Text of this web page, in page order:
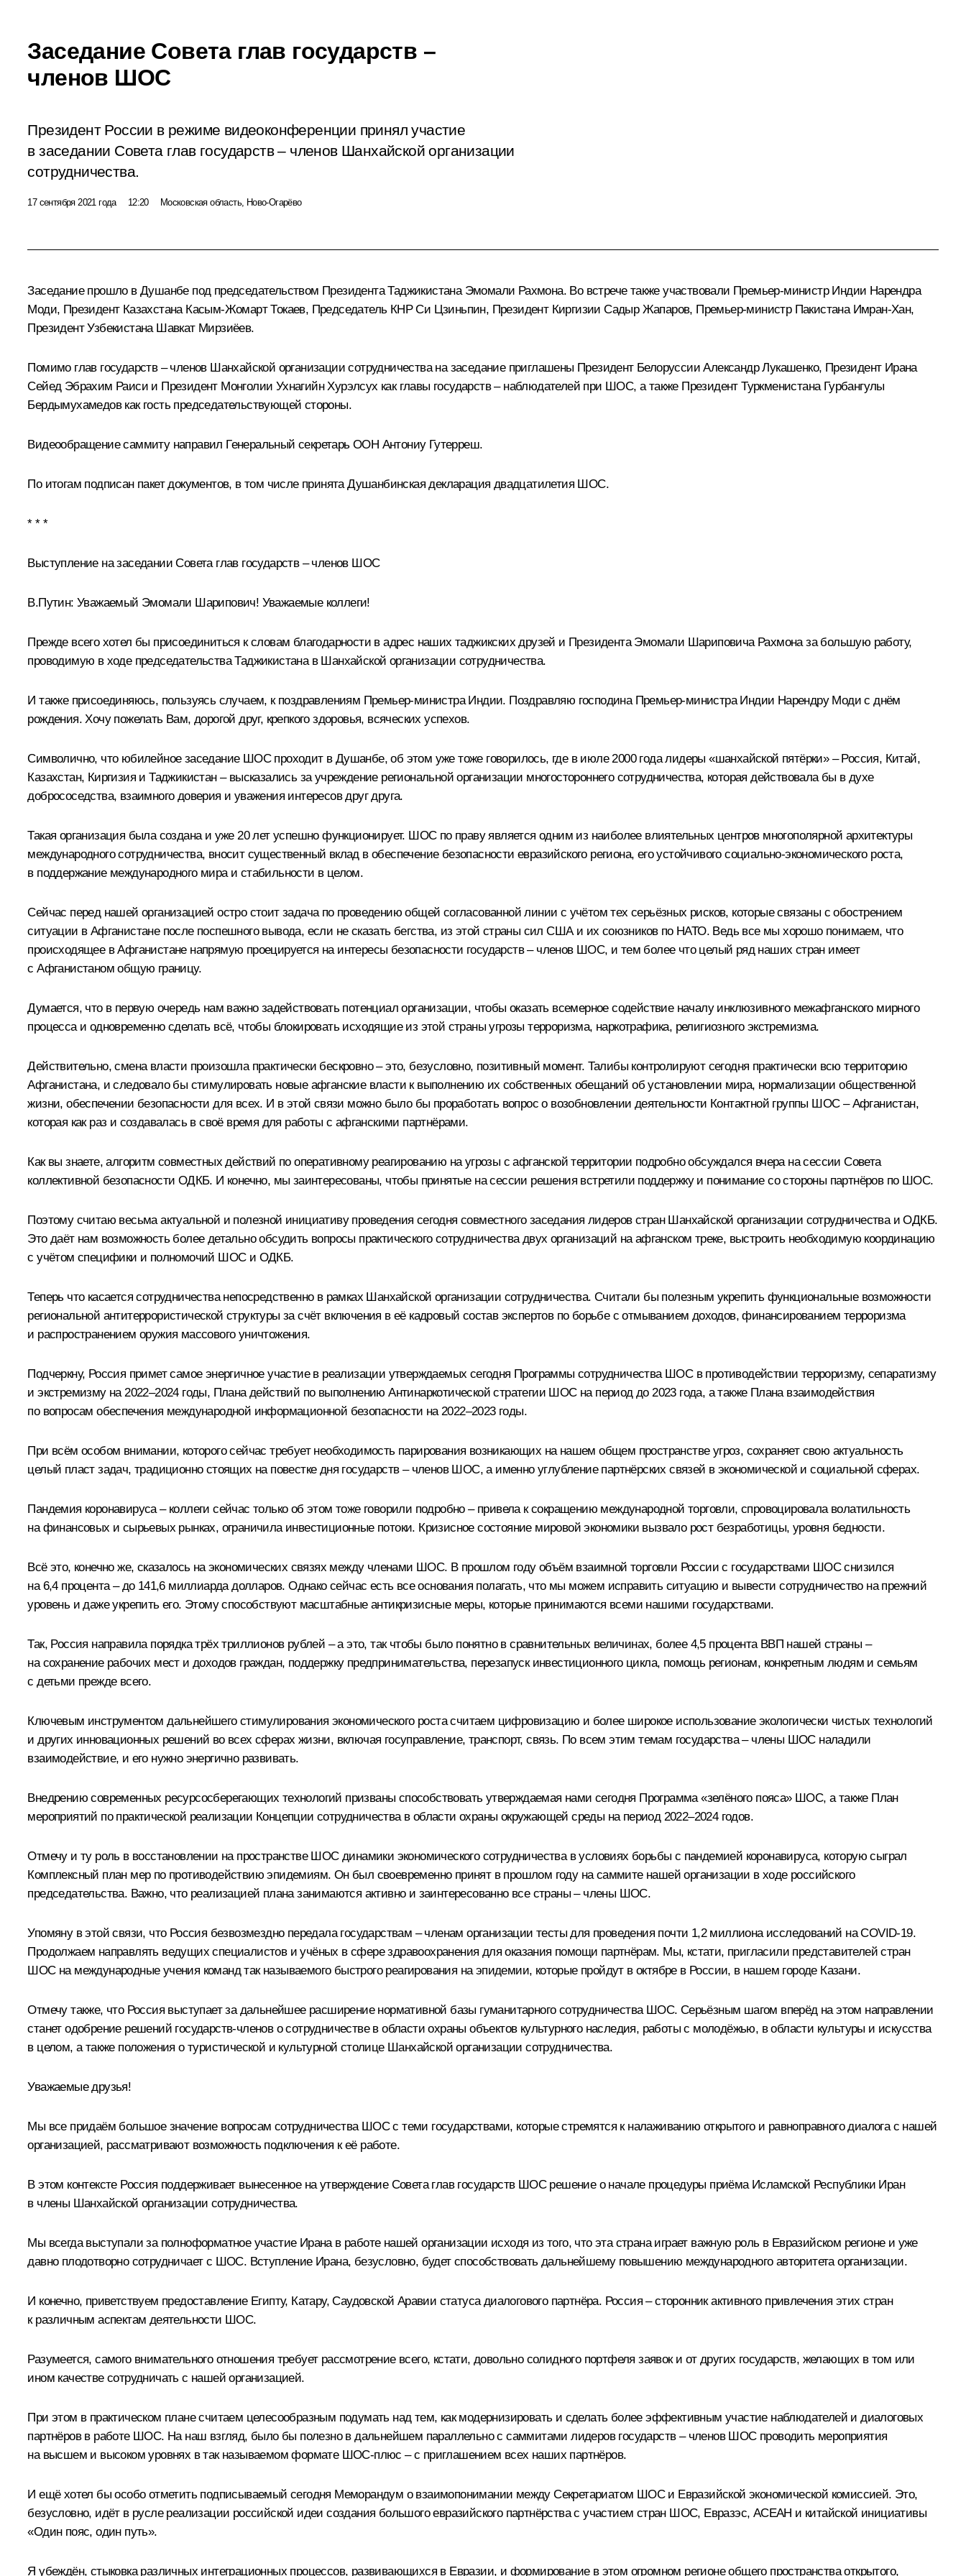
Заседание Совета глав государств –
членов ШОС
Президент России в режиме видеоконференции принял участие
в заседании Совета глав государств – членов Шанхайской организации
сотрудничества.
17 сентября 2021 года 12:20 Московская область, Ново-Огарёво
Заседание прошло в Душанбе под председательством Президента Таджикистана Эмомали Рахмона. Во встрече также участвовали Премьер-министр Индии Нарендра
Моди, Президент Казахстана Касым-Жомарт Токаев, Председатель КНРСи Цзиньпин, Президент КиргизииСадыр Жапаров, Премьер-министр Пакистана Имран-Хан,
Президент Узбекистана Шавкат Мирзиёев.
Помимо глав государств – членов Шанхайской организации сотрудничествана заседание приглашены Президент БелоруссииАлександр Лукашенко, Президент Ирана
Сейед Эбрахим Раиси и Президент Монголии Ухнагийн Хурэлсух как главы государств – наблюдателей при ШОС, а также Президент Туркменистана Гурбангулы
Бердымухамедовкак гость председательствующей стороны.
Видеообращение саммиту направил Генеральный секретарь ООН Антониу Гутерреш.
По итогам подписан пакет документов, в том числе принятаДушанбинская декларация двадцатилетия ШОС.
* * *
Выступление на заседании Совета глав государств – членов ШОС
В.Путин: Уважаемый Эмомали Шарипович! Уважаемые коллеги!
Прежде всего хотел бы присоединиться к словам благодарности в адрес наших таджикских друзей и Президента Эмомали Шариповича Рахмона за большую работу,
проводимую в ходе председательства Таджикистана в Шанхайской организации сотрудничества.
И также присоединяюсь, пользуясь случаем, к поздравлениям Премьер-министра Индии. Поздравляю господина Премьер-министра Индии Нарендру Моди с днём
рождения. Хочу пожелать Вам, дорогой друг, крепкого здоровья, всяческих успехов.
Символично, что юбилейное заседание ШОС проходит в Душанбе, об этом уже тоже говорилось, где в июле 2000 годалидеры «шанхайской пятёрки» – Россия, Китай,
Казахстан, Киргизия и Таджикистан – высказались за учреждение региональной организации многостороннего сотрудничества, которая действовала бы в духе
добрососедства, взаимного доверия и уважения интересов друг друга.
Такая организация была создана и уже 20 лет успешно функционирует. ШОС по праву является одним из наиболее влиятельных центров многополярной архитектуры
международного сотрудничества, вносит существенный вклад в обеспечение безопасности евразийского региона, его устойчивого социально-экономического роста,
в поддержание международного мира и стабильности в целом.
Сейчас перед нашей организацией остро стоит задача по проведению общей согласованной линии с учётом тех серьёзных рисков, которые связаны с обострением
ситуации в Афганистане после поспешного вывода, если не сказать бегства, из этой страны сил США и их союзников по НАТО. Ведь все мы хорошо понимаем, что
происходящее в Афганистане напрямую проецируется на интересы безопасности государств – членов ШОС, и тем более что целый ряд наших стран имеет
с Афганистаном общую границу.
Думается, что в первую очередь нам важно задействовать потенциал организации, чтобы оказать всемерное содействие началу инклюзивного межафганского мирного
процесса и одновременно сделать всё, чтобы блокировать исходящие из этой страны угрозы терроризма, наркотрафика, религиозного экстремизма.
Действительно, смена власти произошла практически бескровно – это, безусловно, позитивный момент. Талибы контролируют сегодня практически всю территорию
Афганистана, и следовало бы стимулировать новые афганские власти к выполнению их собственных обещаний об установлении мира, нормализации общественной
жизни, обеспечении безопасности для всех. И в этой связи можно было бы проработать вопрос о возобновлении деятельности Контактной группы ШОС – Афганистан,
которая как раз и создавалась в своё время для работы с афганскими партнёрами.
Как вы знаете, алгоритм совместных действий по оперативному реагированию на угрозы с афганской территории подробно обсуждался вчера на сессии Совета
коллективной безопасности ОДКБ. И конечно, мы заинтересованы, чтобы принятые на сессии решения встретили поддержку и понимание со стороны партнёров по ШОС.
Поэтому считаю весьма актуальной и полезной инициативу проведения сегодня совместного заседания лидеров стран Шанхайской организации сотрудничества и ОДКБ.
Это даёт нам возможность более детально обсудить вопросы практического сотрудничества двух организаций на афганском треке, выстроить необходимую координацию
с учётом специфики и полномочий ШОС и ОДКБ.
Теперь что касается сотрудничества непосредственно в рамках Шанхайской организации сотрудничества. Считали бы полезным укрепить функциональные возможности
региональной антитеррористической структуры за счёт включения в её кадровый состав экспертов по борьбе с отмыванием доходов, финансированием терроризма
и распространением оружия массового уничтожения.
Подчеркну, Россия примет самое энергичное участие в реализации утверждаемых сегодня Программы сотрудничества ШОС в противодействии терроризму, сепаратизму
и экстремизму на 2022–2024 годы, Плана действий по выполнению Антинаркотической стратегии ШОС на период до 2023 года, а также Плана взаимодействия
по вопросам обеспечения международной информационной безопасности на 2022–2023 годы.
При всём особом внимании, которого сейчас требует необходимость парирования возникающих на нашем общем пространстве угроз, сохраняет свою актуальность
целый пласт задач, традиционно стоящих на повестке дня государств – членов ШОС, а именно углубление партнёрских связей в экономической и социальной сферах.
Пандемия коронавируса – коллеги сейчас только об этом тоже говорили подробно – привела к сокращению международной торговли, спровоцировала волатильность
на финансовых и сырьевых рынках, ограничила инвестиционные потоки. Кризисное состояние мировой экономики вызвало рост безработицы, уровня бедности.
Всё это, конечно же, сказалось на экономических связях между членами ШОС. В прошлом году объём взаимной торговли России с государствами ШОС снизился
на 6,4 процента – до 141,6 миллиарда долларов. Однако сейчас есть все основания полагать, что мы можем исправить ситуацию и вывести сотрудничество на прежний
уровень и даже укрепить его. Этому способствуют масштабные антикризисные меры, которые принимаются всеми нашими государствами.
Так, Россия направила порядка трёх триллионов рублей – а это, так чтобы было понятно в сравнительных величинах, более 4,5 процента ВВП нашей страны –
на сохранение рабочих мест и доходов граждан, поддержку предпринимательства, перезапуск инвестиционного цикла, помощь регионам, конкретным людям и семьям
с детьми прежде всего.
Ключевым инструментом дальнейшего стимулирования экономического роста считаем цифровизацию и более широкое использование экологически чистых технологий
и других инновационных решений во всех сферах жизни, включая госуправление, транспорт, связь. По всем этим темам государства – члены ШОС наладили
взаимодействие, и его нужно энергично развивать.
Внедрению современных ресурсосберегающих технологий призваны способствовать утверждаемая нами сегодня Программа «зелёного пояса» ШОС, а также План
мероприятий по практической реализации Концепции сотрудничества в области охраны окружающей среды на период 2022–2024 годов.
Отмечу и ту роль в восстановлении на пространстве ШОС динамики экономического сотрудничества в условиях борьбы с пандемией коронавируса, которую сыграл
Комплексный план мер по противодействию эпидемиям. Он был своевременно принят в прошлом году на саммитенашей организации в ходе российского
председательства. Важно, что реализацией плана занимаются активно и заинтересованно все страны – члены ШОС.
Упомяну в этой связи, что Россия безвозмездно передала государствам – членам организации тесты для проведения почти 1,2 миллиона исследований на COVID-19.
Продолжаем направлять ведущих специалистов и учёных в сфере здравоохранения для оказания помощи партнёрам. Мы, кстати, пригласили представителей стран
ШОС на международные учения команд так называемого быстрого реагирования на эпидемии, которые пройдут в октябре в России, в нашем городе Казани.
Отмечу также, что Россия выступает за дальнейшее расширение нормативной базы гуманитарного сотрудничества ШОС. Серьёзным шагом вперёд на этом направлении
станет одобрение решений государств-членов о сотрудничестве в области охраны объектов культурного наследия, работы с молодёжью, в области культуры и искусства
в целом, а также положения о туристической и культурной столице Шанхайской организации сотрудничества.
Уважаемые друзья!
Мы все придаём большое значение вопросам сотрудничества ШОС с теми государствами, которые стремятся к налаживанию открытого и равноправного диалога с нашей
организацией, рассматривают возможность подключения к её работе.
В этом контексте Россия поддерживает вынесенное на утверждение Совета глав государств ШОС решение о начале процедуры приёма Исламской Республики Иран
в члены Шанхайской организации сотрудничества.
Мы всегда выступали за полноформатное участие Ирана в работе нашей организации исходя из того, что эта страна играет важную роль в Евразийском регионе и уже
давно плодотворно сотрудничает с ШОС. Вступление Ирана, безусловно, будет способствовать дальнейшему повышению международного авторитета организации.
И конечно, приветствуем предоставление Египту, Катару, Саудовской Аравии статуса диалогового партнёра. Россия – сторонник активного привлечения этих стран
к различным аспектам деятельности ШОС.
Разумеется, самого внимательного отношения требует рассмотрение всего, кстати, довольно солидного портфеля заявок и от других государств, желающих в том или
ином качестве сотрудничать с нашей организацией.
При этом в практическом плане считаем целесообразным подумать над тем, как модернизировать и сделать более эффективным участие наблюдателей и диалоговых
партнёров в работе ШОС. На наш взгляд, было бы полезно в дальнейшем параллельно с саммитами лидеров государств – членов ШОС проводить мероприятия
на высшем и высоком уровнях в так называемом формате ШОС-плюс – с приглашением всех наших партнёров.
И ещё хотел бы особо отметить подписываемый сегодня Меморандум о взаимопонимании между Секретариатом ШОС и Евразийской экономической комиссией. Это,
безусловно, идёт в русле реализации российской идеи создания большого евразийского партнёрства с участием стран ШОС, Евразэс, АСЕАН и китайской инициативы
«Один пояс, один путь».
Я убеждён, стыковка различных интеграционных процессов, развивающихся в Евразии, и формирование в этом огромном регионе общего пространства открытого,